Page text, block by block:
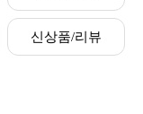
신상품/리뷰